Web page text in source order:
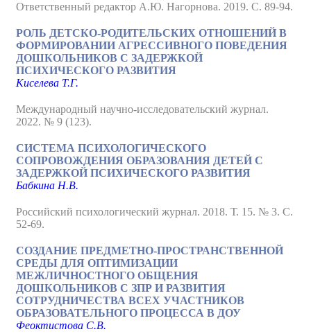
Ответственный редактор А.Ю. Нагорнова. 2019. С. 89-94.
РОЛЬ ДЕТСКО-РОДИТЕЛЬСКИХ ОТНОШЕНИЙ В
ФОРМИРОВАНИИ АГРЕССИВНОГО ПОВЕДЕНИЯ
ДОШКОЛЬНИКОВ С ЗАДЕРЖКОЙ
ПСИХИЧЕСКОГО РАЗВИТИЯ
Киселева Т.Г.
Международный научно-исследовательский журнал.
2022. № 9 (123).
СИСТЕМА ПСИХОЛОГИЧЕСКОГО
СОПРОВОЖДЕНИЯ ОБРАЗОВАНИЯ ДЕТЕЙ С
ЗАДЕРЖКОЙ ПСИХИЧЕСКОГО РАЗВИТИЯ
Бабкина Н.В.
Российский психологический журнал. 2018. Т. 15. № 3. С.
52-69.
СОЗДАНИЕ ПРЕДМЕТНО-ПРОСТРАНСТВЕННОЙ
СРЕДЫ ДЛЯ ОПТИМИЗАЦИИ
МЕЖЛИЧНОСТНОГО ОБЩЕНИЯ
ДОШКОЛЬНИКОВ С ЗПР И РАЗВИТИЯ
СОТРУДНИЧЕСТВА ВСЕХ УЧАСТНИКОВ
ОБРАЗОВАТЕЛЬНОГО ПРОЦЕССА В ДОУ
Феоктистова С.В.